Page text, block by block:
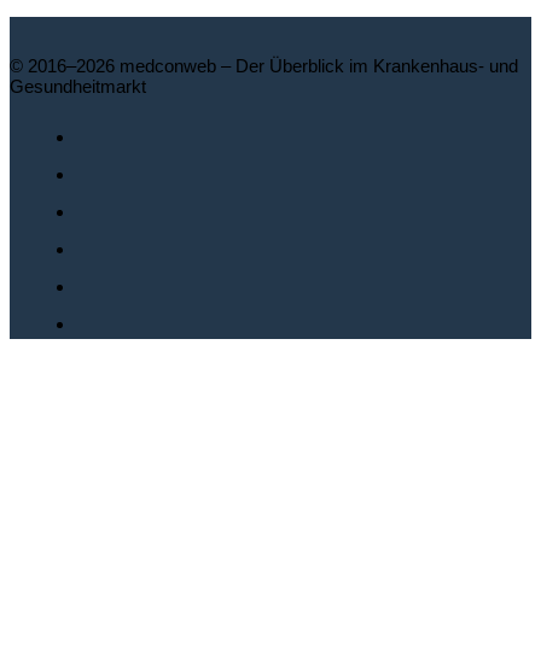
© 2016–2026 medconweb – Der Überblick im Krankenhaus- und
Gesundheitmarkt